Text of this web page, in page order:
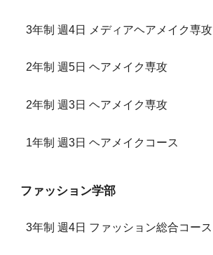
3年制 週4日 メディアヘアメイク専攻
2年制 週5日 ヘアメイク専攻
2年制 週3日 ヘアメイク専攻
1年制 週3日 ヘアメイクコース
ファッション学部
3年制 週4日 ファッション総合コース